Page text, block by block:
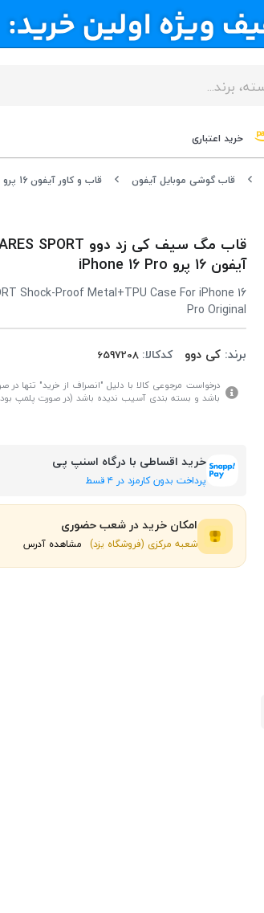
خرید اعتباری
قاب گوشی موبایل آیفون قاب و کاور آیفون 16 پرو
آیفون 16 پرو iPhone 16 Pro
Shock-Proof Metal+TPU Case For iPhone 16
Pro Original
برند:کی دوو کدکالا:
درخواست مرجوعی کالا با دلیل "انصراف از خرید" تنها در
باشد و بسته بندی آسیب ندیده باشد (در صورت پلمپ
خرید اقساطی با درگاه اسنپ پی
پرداخت بدون کارمزد در ۴ قسط
امکان خرید در شعب حضوری
شعبه مرکزی (فروشگاه یزد) مشاهده آدرس